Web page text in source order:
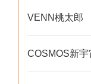
VENN桃太郎
COSMOS新宇